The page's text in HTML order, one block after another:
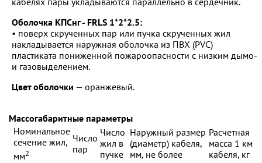
Оболочка КПСнг - FRLS 1*2*2.5:
• поверх скрученных пар или пучка скрученных жил
накладывается наружная оболочка из ПВХ (PVC)
пластиката пониженной пожароопасности с низким дымо-
и газовыделением.
Цвет оболочки — оранжевый.
Массогабаритные параметры
Номинальное
сечение жил,
мм2
Число
пар
Число
жил в
пучке
Наружный размер
(диаметр) кабеля,
мм, не более
Расчетная
масса 1 км
кабеля, кг